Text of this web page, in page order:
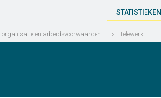
STATISTIEKEN
organisatie en arbeidsvoorwaarden > Telewerk